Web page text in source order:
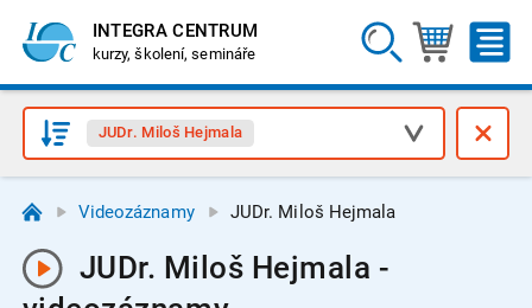
INTEGRA CENTRUM
kurzy, školení, semináře
JUDr. Miloš Hejmala
Videozáznamy JUDr. Miloš Hejmala
JUDr. Miloš Hejmala -